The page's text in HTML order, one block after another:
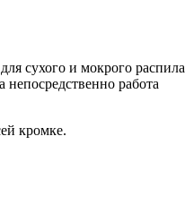
сухого и мокрого распила
работа
кромке.